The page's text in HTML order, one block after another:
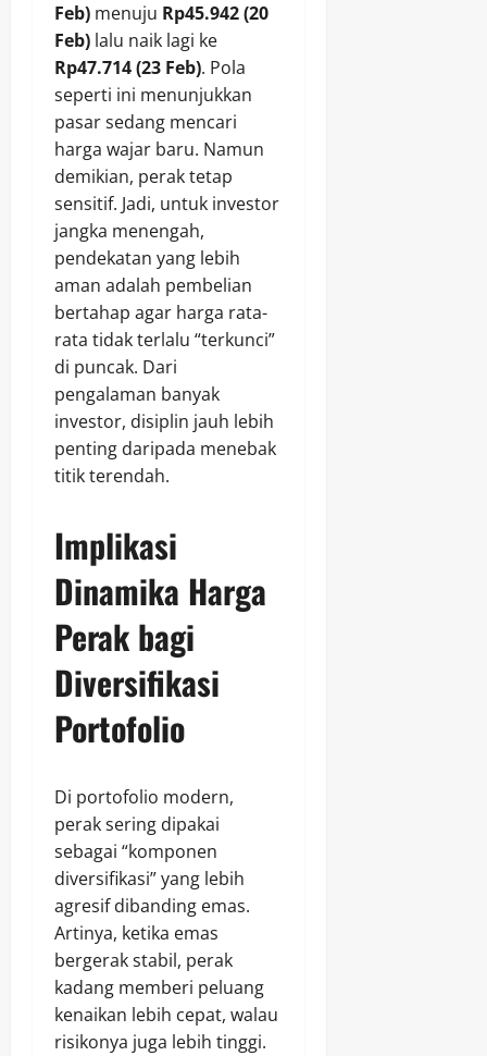
Feb) menuju Rp45.942 (20
Feb) lalu naik lagi ke
Rp47.714 (23 Feb). Pola
seperti ini menunjukkan
pasar sedang mencari
harga wajar baru. Namun
demikian, perak tetap
sensitif. Jadi, untuk investor
jangka menengah,
pendekatan yang lebih
aman adalah pembelian
bertahap agar harga rata-
rata tidak terlalu “terkunci”
di puncak. Dari
pengalaman banyak
investor, disiplin jauh lebih
penting daripada menebak
titik terendah.
Implikasi
Dinamika Harga
Perak bagi
Diversifikasi
Portofolio
Di portofolio modern,
perak sering dipakai
sebagai “komponen
diversifikasi” yang lebih
agresif dibanding emas.
Artinya, ketika emas
bergerak stabil, perak
kadang memberi peluang
kenaikan lebih cepat, walau
risikonya juga lebih tinggi.